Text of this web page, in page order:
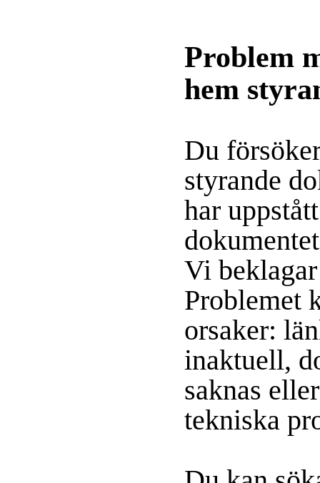
Problem
hem
Du
styrande
har
Vi
Problemet
orsaker:
inaktuell,
saknas
tekniska